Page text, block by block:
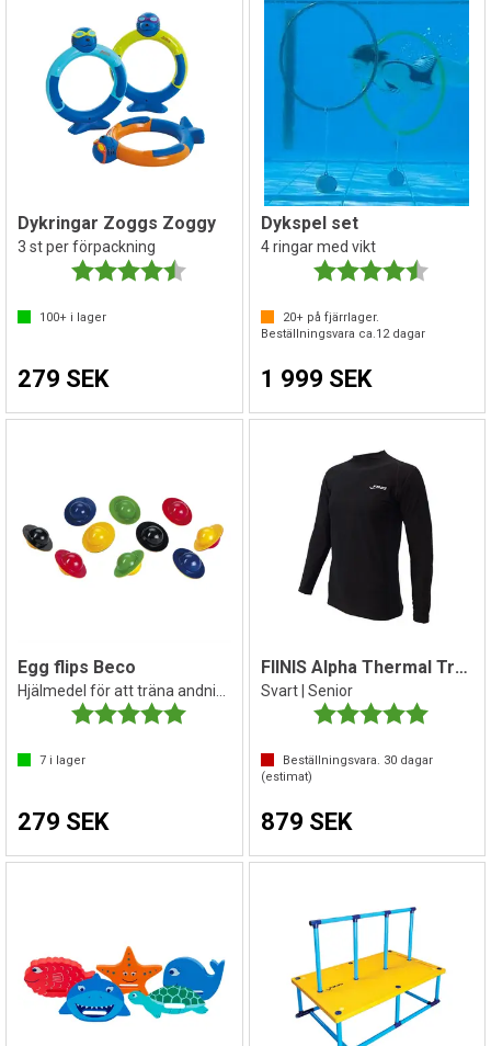
Dykringar Zoggs Zoggy
3 st per förpackning
Betyg:
4.3 utav 5 stjärnor
100+ i lager
279 SEK
Dykspel set
4 ringar med vikt
Betyg:
20+på fjärrlager.
Beställningsvara ca. 12dagar
1 999 SEK
Egg flips Beco
Betyg:
5.0 utav 5 stjärnor
7 i lager
279 SEK
FIINIS Alpha Thermal Tröja
Svart | Senior
Betyg:
Beställningsvara. 30dagar
(estimat)
879 SEK